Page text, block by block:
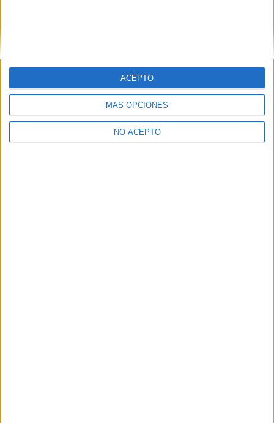
MÁS OPCIONES
NO ACEPTO
ACEPTO